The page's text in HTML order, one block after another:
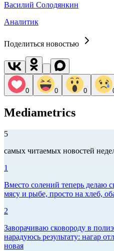
Василий Солодянкин
Аналитик
Поделиться новостью
0 0 0
Mediametrics
5
самых читаемых новостей
1
Вместо солений теперь делаю
мясу и рыбе, просто на хлеб,
2
Заворачиваю сковороду в
нарадуюсь результату: нагар
новая